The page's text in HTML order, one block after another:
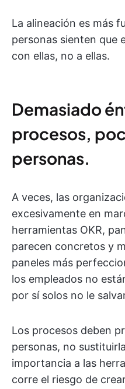
La alineación es más
personas sienten que
con ellas, no a ellas.
Demasiado
procesos,
personas.
A veces, las
excesivamente en
herramientas OKR,
parecen concretos y
paneles más
los empleados no
por sí solos no le
Los procesos deben
personas, no
importancia a las
corre el riesgo de